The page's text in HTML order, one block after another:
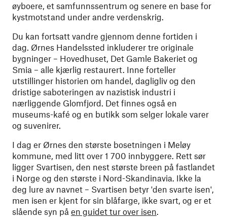
øyboere, et samfunnssentrum og senere en base for
kystmotstand under andre verdenskrig.
Du kan fortsatt vandre gjennom denne fortiden i
dag. Ørnes Handelssted inkluderer tre originale
bygninger – Hovedhuset, Det Gamle Bakeriet og
Smia – alle kjærlig restaurert. Inne forteller
utstillinger historien om handel, dagligliv og den
dristige saboteringen av nazistisk industri i
nærliggende Glomfjord. Det finnes også en
museums-kafé og en butikk som selger lokale varer
og suvenirer.
I dag er Ørnes den største bosetningen i Meløy
kommune, med litt over 1 700 innbyggere. Rett sør
ligger Svartisen, den nest største breen på fastlandet
i Norge og den største i Nord-Skandinavia. Ikke la
deg lure av navnet – Svartisen betyr 'den svarte isen',
men isen er kjent for sin blåfarge, ikke svart, og er et
slående syn på en guidet tur over isen.